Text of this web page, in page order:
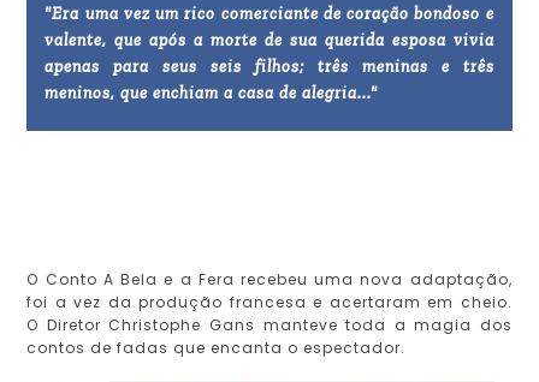
"Era uma vez um rico comerciante de coração bondoso e
valente, que após a morte de sua querida esposa vivia
apenas para seus seis filhos; três meninas e três
meninos, que enchiam a casa de alegria..."
O Conto A Bela e a Fera recebeu uma nova adaptação,
foi a vez da produção francesa e acertaram em cheio.
O Diretor Christophe Gans manteve toda a magia dos
contos de fadas que encanta o espectador.